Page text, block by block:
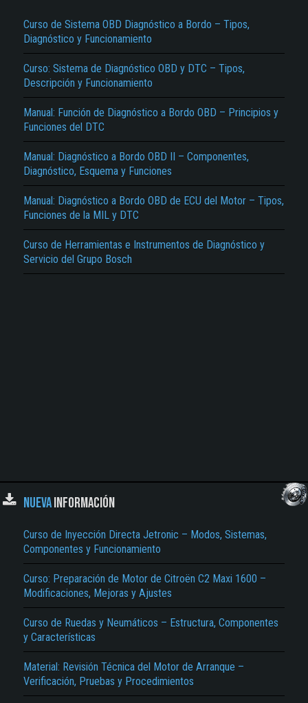
Curso de Sistema OBD Diagnóstico a Bordo – Tipos,
Diagnóstico y Funcionamiento
Curso: Sistema de Diagnóstico OBD y DTC – Tipos,
Descripción y Funcionamiento
Manual: Función de Diagnóstico a Bordo OBD – Principios y
Funciones del DTC
Manual: Diagnóstico a Bordo OBD II – Componentes,
Diagnóstico, Esquema y Funciones
Manual: Diagnóstico a Bordo OBD de ECU del Motor – Tipos,
Funciones de la MIL y DTC
Curso de Herramientas e Instrumentos de Diagnóstico y
Servicio del Grupo Bosch
NUEVAINFORMACIÓN
Curso de Inyección Directa Jetronic – Modos, Sistemas,
Componentes y Funcionamiento
Curso: Preparación de Motor de Citroën C2 Maxi 1600 –
Modificaciones, Mejoras y Ajustes
Curso de Ruedas y Neumáticos – Estructura, Componentes
y Características
Material: Revisión Técnica del Motor de Arranque –
Verificación, Pruebas y Procedimientos
Texto o Imagen de portada son erróneos.
No carga o no se visualiza el contenido.
Reportar otro tipo de error...